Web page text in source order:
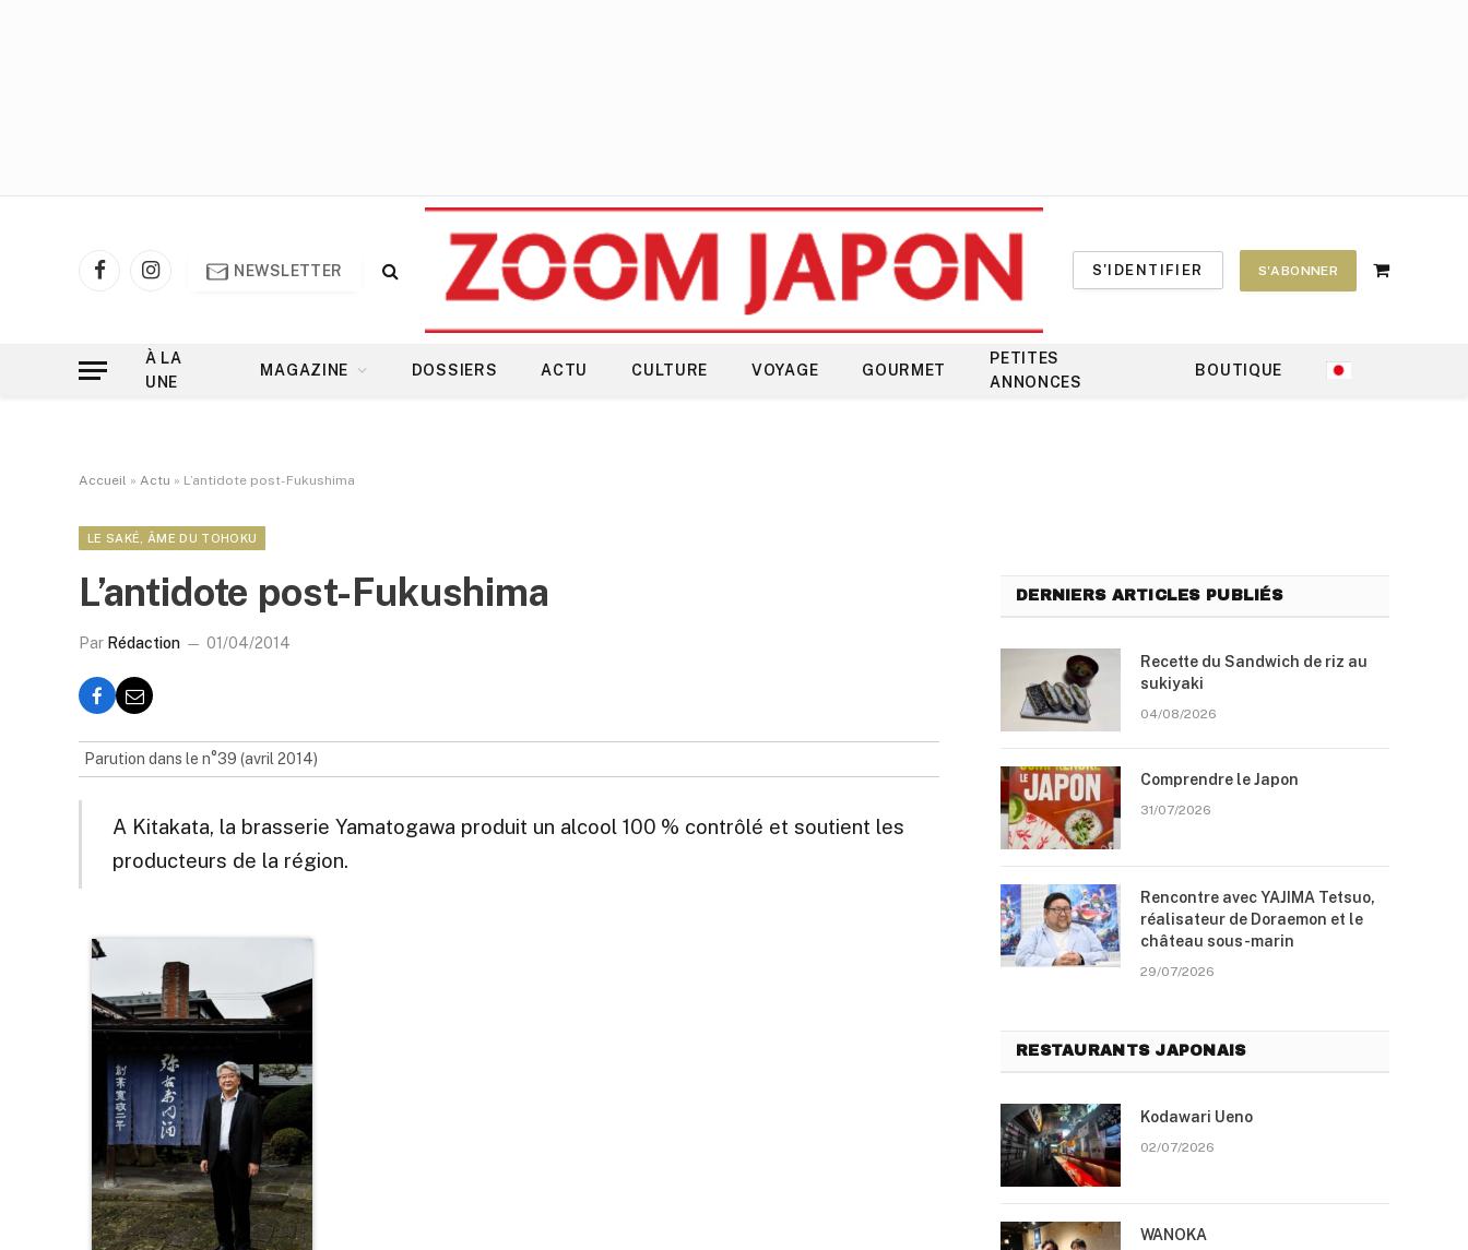
FacebookInstagram
NEWSLETTER S'IDENTIFIER S'ABONNER
Shopping
À LA
UNE
MAGAZINE DOSSIERS ACTU CULTURE VOYAGE GOURMET
PETITES
ANNONCES
BOUTIQUE
Accueil » Actu » L’antidote post-Fukushima
LE SAKÉ, ÂME DU TOHOKU
L’antidote post-Fukushima
Par Rédaction 01/04/2014
Parution dans le n°39 (avril 2014)
A Kitakata, la brasserie Yamatogawa produit un alcool 100 % contrôlé et soutient les
producteurs de la région.
DERNIERS ARTICLES PUBLIÉS
Recette du Sandwich de riz au
sukiyaki
04/08/2026
Comprendre le Japon
31/07/2026
Rencontre avec YAJIMA Tetsuo,
réalisateur de Doraemon et le
château sous-marin
29/07/2026
RESTAURANTS JAPONAIS
Kodawari Ueno
02/07/2026
WANOKA